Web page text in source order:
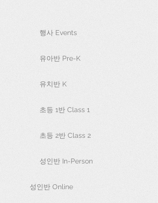
행사 Events
유아반 Pre-K
유치반 K
초등 1반 Class 1
초등 2반 Class 2
성인반 In-Person
성인반 Online